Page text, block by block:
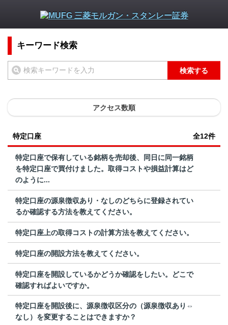
キーワード検索
検索する
アクセス数順
特定口座 全12件
特定口座で保有している銘柄を売却後、同日に同一銘柄
を特定口座で買付けました。取得コストや損益計算はど
のように...
特定口座の源泉徴収あり・なしのどちらに登録されてい
るか確認する方法を教えてください。
特定口座上の取得コストの計算方法を教えてください。
特定口座の開設方法を教えてください。
特定口座を開設しているかどうか確認をしたい。どこで
確認すればよいですか。
特定口座を開設後に、源泉徴収区分の（源泉徴収あり⇔
なし）を変更することはできますか？